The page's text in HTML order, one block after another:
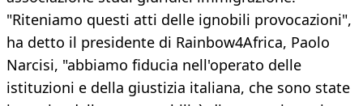
"Riteniamo questi atti delle ignobili provocazioni",
ha detto il presidente di Rainbow4Africa, Paolo
Narcisi, "abbiamo fiducia nell'operato delle
istituzioni e della giustizia italiana, che sono state